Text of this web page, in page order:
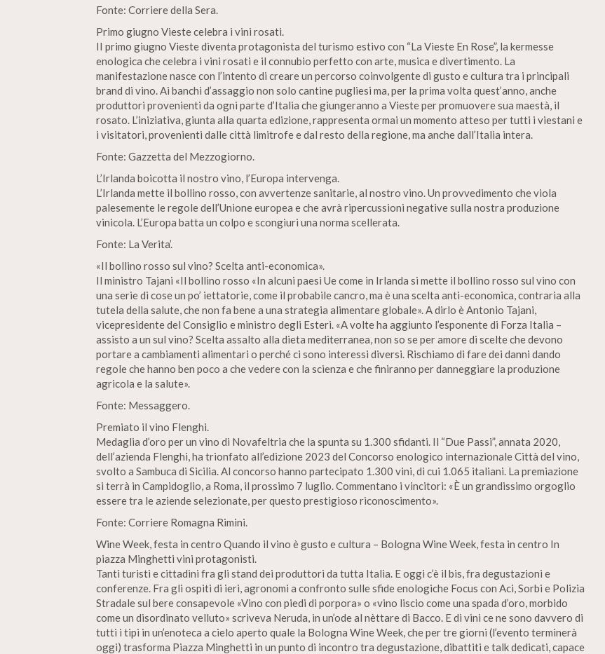
Fonte: Corriere della Sera.
Primo giugno Vieste celebra i vini rosati.
II primo giugno Vieste diventa protagonista del turismo estivo con “La Vieste En Rose”, la kermesse
enologica che celebra i vini rosati e il connubio perfetto con arte, musica e divertimento. La
manifestazione nasce con l’intento di creare un percorso coinvolgente di gusto e cultura tra i principali
brand di vino. Ai banchi d’assaggio non solo cantine pugliesi ma, per la prima volta quest’anno, anche
produttori provenienti da ogni parte d’Italia che giungeranno a Vieste per promuovere sua maestà, il
rosato. L’iniziativa, giunta alla quarta edizione, rappresenta ormai un momento atteso per tutti i viestani e
i visitatori, provenienti dalle città limitrofe e dal resto della regione, ma anche dall’Italia intera.
Fonte: Gazzetta del Mezzogiorno.
L’Irlanda boicotta il nostro vino, l’Europa intervenga.
L’Irlanda mette il bollino rosso, con avvertenze sanitarie, al nostro vino. Un provvedimento che viola
palesemente le regole dell’Unione europea e che avrà ripercussioni negative sulla nostra produzione
vinicola. L’Europa batta un colpo e scongiuri una norma scellerata.
Fonte: La Verita’.
«Il bollino rosso sul vino? Scelta anti-economica».
Il ministro Tajani «Il bollino rosso «In alcuni paesi Ue come in Irlanda si mette il bollino rosso sul vino con
una serie di cose un po’ iettatorie, come il probabile cancro, ma è una scelta anti-economica, contraria alla
tutela della salute, che non fa bene a una strategia alimentare globale». A dirlo è Antonio Tajani,
vicepresidente del Consiglio e ministro degli Esteri. «A volte ha aggiunto l’esponente di Forza Italia –
assisto a un sul vino? Scelta assalto alla dieta mediterranea, non so se per amore di scelte che devono
portare a cambiamenti alimentari o perché ci sono interessi diversi. Rischiamo di fare dei danni dando
regole che hanno ben poco a che vedere con la scienza e che finiranno per danneggiare la produzione
agricola e la salute».
Fonte: Messaggero.
Premiato il vino Flenghi.
Medaglia d’oro per un vino di Novafeltria che la spunta su 1.300 sfidanti. Il “Due Passi”, annata 2020,
dell’azienda Flenghi, ha trionfato all’edizione 2023 del Concorso enologico internazionale Città del vino,
svolto a Sambuca di Sicilia. Al concorso hanno partecipato 1.300 vini, di cui 1.065 italiani. La premiazione
si terrà in Campidoglio, a Roma, il prossimo 7 luglio. Commentano i vincitori: «È un grandissimo orgoglio
essere tra le aziende selezionate, per questo prestigioso riconoscimento».
Fonte: Corriere Romagna Rimini.
Wine Week, festa in centro Quando il vino è gusto e cultura – Bologna Wine Week, festa in centro In
piazza Minghetti vini protagonisti.
Tanti turisti e cittadini fra gli stand dei produttori da tutta Italia. E oggi c’è il bis, fra degustazioni e
conferenze. Fra gli ospiti di ieri, agronomi a confronto sulle sfide enologiche Focus con Aci, Sorbi e Polizia
Stradale sul bere consapevole «Vino con piedi di porpora» o «vino liscio come una spada d’oro, morbido
come un disordinato velluto» scriveva Neruda, in un’ode al nèttare di Bacco. E di vini ce ne sono davvero di
tutti i tipi in un’enoteca a cielo aperto quale la Bologna Wine Week, che per tre giorni (l’evento terminerà
oggi) trasforma Piazza Minghetti in un punto di incontro tra degustazione, dibattiti e talk dedicati, capace